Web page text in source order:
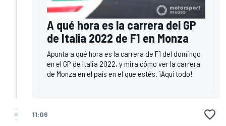
A qué hora es la carrera del GP
de Italia 2022 de F1 en Monza
Apunta a qué hora es la carrera de F1 del domingo
en el GP de Italia 2022, y mira cómo ver la carrera
de Monza en el país en el que estés. ¡Aquí todo!
11:06